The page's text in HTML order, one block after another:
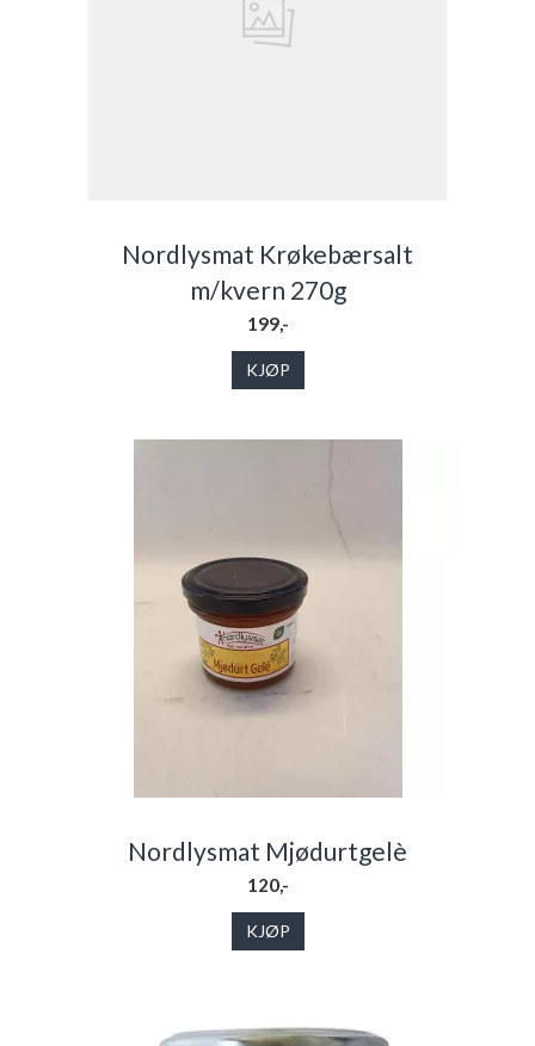
Nordlysmat Krøkebærsalt
m/kvern 270g
199,-
KJØP
Nordlysmat Mjødurtgelè
120,-
KJØP